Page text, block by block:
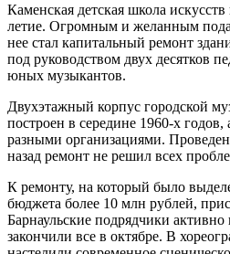
Каменская детская школа
летие. Огромным и желанным
нее стал капитальный ремонт
под руководством двух десятков
юных музыкантов.
Двухэтажный корпус городской
построен в середине 1960-х годов,
разными организациями.
назад ремонт не решил всех
К ремонту, на который было
бюджета более 10 млн рублей,
Барнаульские подрядчики активно
закончили все в октябре. В